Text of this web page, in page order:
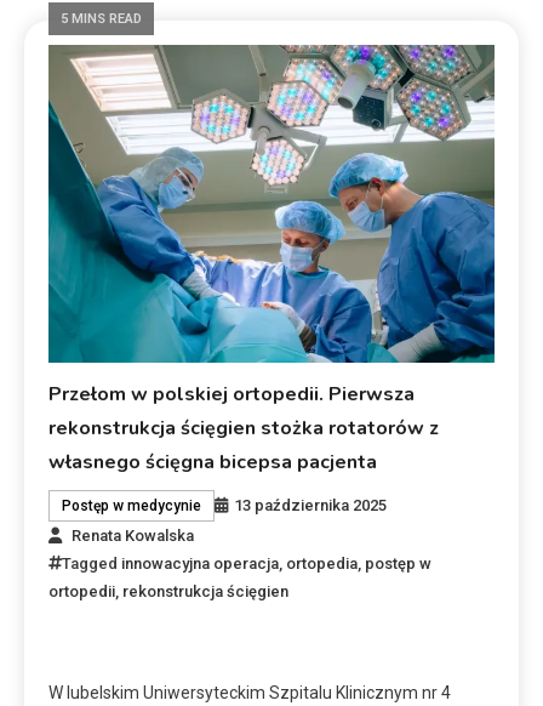
5 MINS READ
Przełom w polskiej ortopedii. Pierwsza
rekonstrukcja ścięgien stożka rotatorów z
własnego ścięgna bicepsa pacjenta
Postęp w medycynie
13 października 2025
Renata Kowalska
Tagged innowacyjna operacja ortopedia postęp w
ortopedii rekonstrukcja ścięgien
W lubelskim Uniwersyteckim Szpitalu Klinicznym nr 4